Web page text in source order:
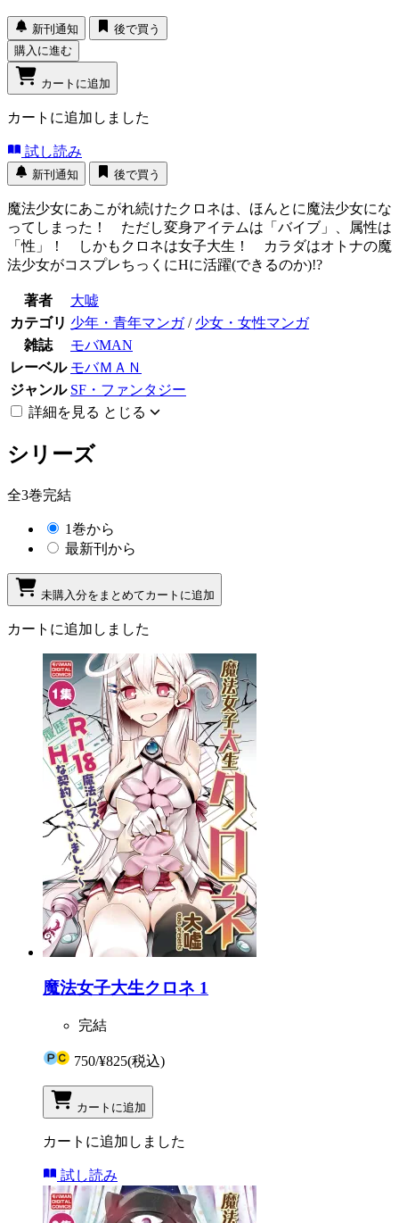
新刊通知
後で買う
購入に進む
カートに追加
カートに追加しました
試し読み
新刊通知 後で買う
魔法少女にあこがれ続けたクロネは、ほんとに魔法少女にな
ってしまった！ ただし変身アイテムは「バイブ」、属性は
「性」！ しかもクロネは女子大生！ カラダはオトナの魔
法少女がコスプレちっくにHに活躍(できるのか)!?
著者
大嘘
カテゴリ 少年・青年マンガ/ 少女・女性マンガ
雑誌
モバMAN
レーベル モバＭＡＮ
ジャンル SF・ファンタジー
詳細を見る とじる
シリーズ
全3巻完結
1巻から
最新刊から
未購入分をまとめてカートに追加
カートに追加しました
魔法女子大生クロネ 1
完結
750/¥825(税込)
カートに追加
カートに追加しました
試し読み